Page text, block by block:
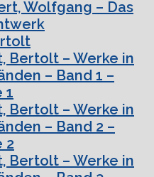
Wolfgang – Das
Bertolt – Werke in
– Band 1 –
1
Bertolt – Werke in
– Band 2 –
2
Bertolt – Werke in